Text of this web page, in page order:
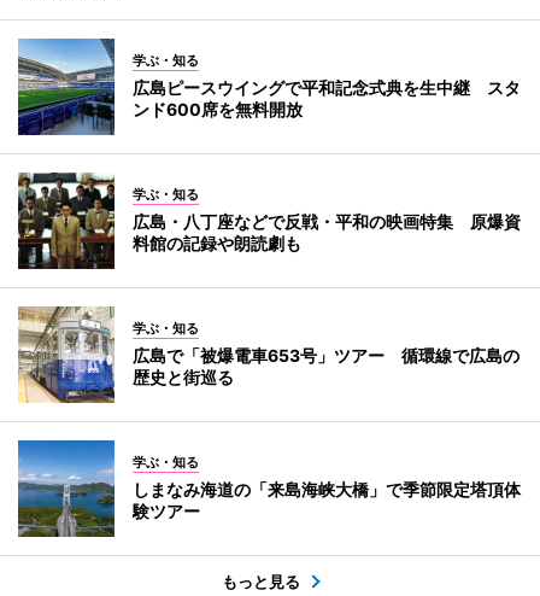
学ぶ・知る
広島ピースウイングで平和記念式典を生中継 スタ
ンド600席を無料開放
学ぶ・知る
広島・八丁座などで反戦・平和の映画特集 原爆資
料館の記録や朗読劇も
学ぶ・知る
広島で「被爆電車653号」ツアー 循環線で広島の
歴史と街巡る
学ぶ・知る
しまなみ海道の「来島海峡大橋」で季節限定塔頂体
験ツアー
もっと見る